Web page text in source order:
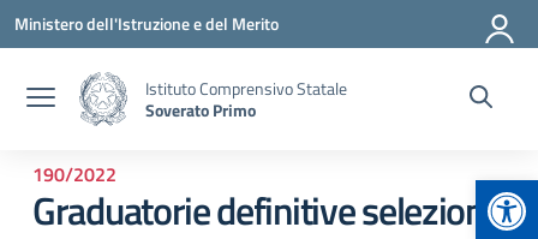
Vai ai contenuti
Vai al menu di navigazione
Vai al footer
Ministero dell'Istruzione e del Merito
Istituto Comprensivo Statale
Soverato Primo
190/2022
Graduatorie definitive selezione